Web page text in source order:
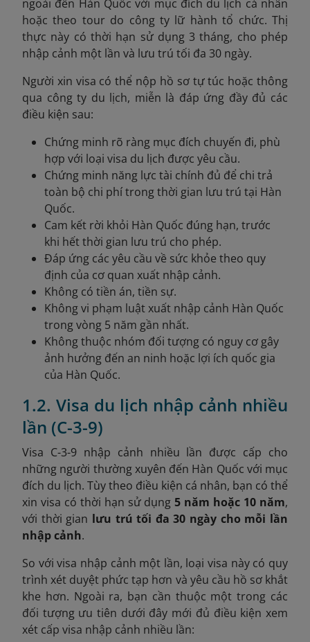
ngoài đến Hàn Quốc với mục đích du lịch cá nhân
hoặc theo tour do công ty lữ hành tổ chức. Thị
thực này có thời hạn sử dụng 3 tháng, cho phép
nhập cảnh một lần và lưu trú tối đa 30 ngày.
Người xin visa có thể nộp hồ sơ tự túc hoặc thông
qua công ty du lịch, miễn là đáp ứng đầy đủ các
điều kiện sau:
Chứng minh rõ ràng mục đích chuyến đi, phù
hợp với loại visa du lịch được yêu cầu.
Chứng minh năng lực tài chính đủ để chi trả
toàn bộ chi phí trong thời gian lưu trú tại Hàn
Quốc.
Cam kết rời khỏi Hàn Quốc đúng hạn, trước
khi hết thời gian lưu trú cho phép.
Đáp ứng các yêu cầu về sức khỏe theo quy
định của cơ quan xuất nhập cảnh.
Không có tiền án, tiền sự.
Không vi phạm luật xuất nhập cảnh Hàn Quốc
trong vòng 5 năm gần nhất.
Không thuộc nhóm đối tượng có nguy cơ gây
ảnh hưởng đến an ninh hoặc lợi ích quốc gia
của Hàn Quốc.
1.2. Visa du lịch nhập cảnh nhiều
lần (C-3-9)
Visa C-3-9 nhập cảnh nhiều lần được cấp cho
những người thường xuyên đến Hàn Quốc với mục
đích du lịch. Tùy theo điều kiện cá nhân, bạn có thể
xin visa có thời hạn sử dụng5 năm hoặc 10 năm,
với thời gian lưu trú tối đa 30 ngày cho mỗi lần
nhập cảnh.
So với visa nhập cảnh một lần, loại visa này có quy
trình xét duyệt phức tạp hơn và yêu cầu hồ sơ khắt
khe hơn. Ngoài ra, bạn cần thuộc một trong các
đối tượng ưu tiên dưới đây mới đủ điều kiện xem
xét cấp visa nhập cảnh nhiều lần: